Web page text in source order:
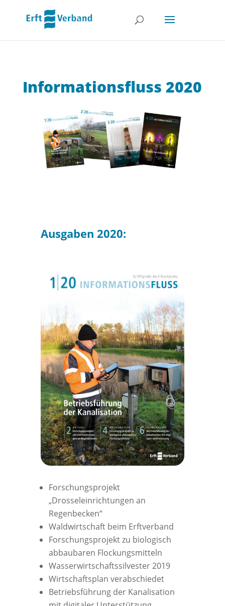
Informationsfluss 2020
Ausgaben 2020:
Forschungsprojekt
„Drosseleinrichtungen an
Regenbecken“
Waldwirtschaft beim Erftverband
Forschungsprojekt zu biologisch
abbaubaren Flockungsmitteln
Wasserwirtschaftssilvester 2019
Wirtschaftsplan verabschiedet
Betriebsführung der Kanalisation